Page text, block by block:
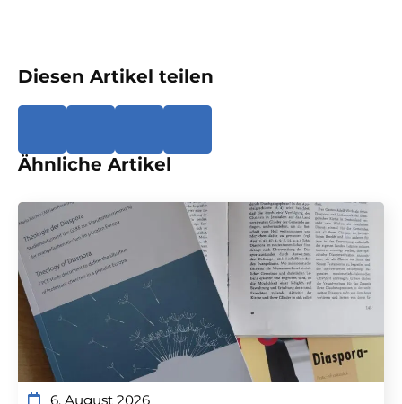
Diesen Artikel teilen
Ähnliche Artikel
6. August 2026